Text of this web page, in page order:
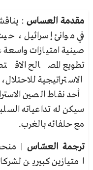
مقدمة العساس :
في موانئ إسرائيل ،
صينية امتيازات
تطويع المصالح
الاستراتيجية
أحد نقاط الصين
سيكن له تداعياته
مع حلفائه بالغرب.
ترجمة العسّاس |
امتيازين كبيرين